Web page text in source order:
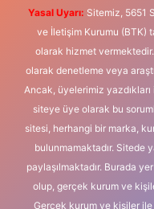
Yasal Uyarı: Sitemiz, 5651
ve İletişim Kurumu (BTK)
olarak hizmet
olarak denetleme veya
Ancak, üyelerimiz
siteye üye olarak bu
sitesi, herhangi bir marka,
bulunmamaktadır. Sitede
paylaşılmaktadır. Burada
olup, gerçek kurum ve
Gerçek kurum ve kişiler